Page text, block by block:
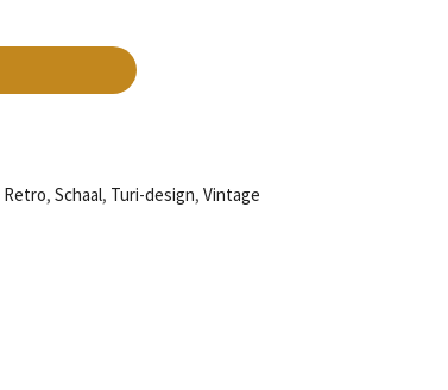
Retro,Schaal, Turi-design,Vintage